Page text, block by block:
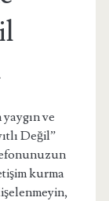
ve
Değil”
kurma